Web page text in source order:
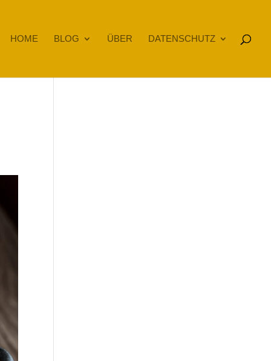
HOME BLOG ÜBER DATENSCHUTZ